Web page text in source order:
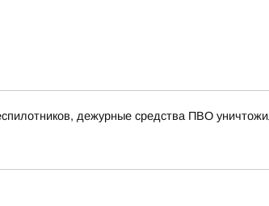
дежурные средства ПВО